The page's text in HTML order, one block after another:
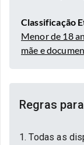
Classificação
Menor de 18
mãe e
Regras
1. Todas as